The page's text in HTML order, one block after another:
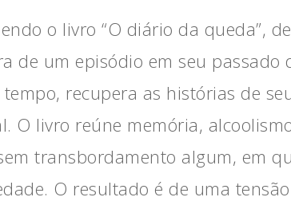
o livro “O diário da queda”,
de um episódio em seu
tempo, recupera as histórias de
O livro reúne memória,
transbordamento algum, em
O resultado é de uma